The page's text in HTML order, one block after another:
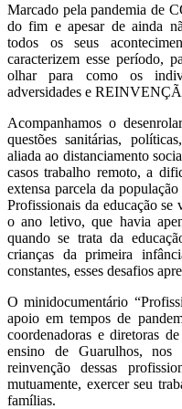
Marcado pela pandemia de
do fim e apesar de ainda
todos os seus
caracterizem esse período,
olhar para como os
adversidades e
Acompanhamos o
questões sanitárias,
aliada ao distanciamento
casos trabalho remoto, a
extensa parcela da
Profissionais da educação
o ano letivo, que havia
quando se trata da
crianças da primeira
constantes, esses desafios
O minidocumentário
apoio em tempos de
coordenadoras e diretoras
ensino de Guarulhos, nos
reinvenção dessas
mutuamente, exercer seu
famílias.